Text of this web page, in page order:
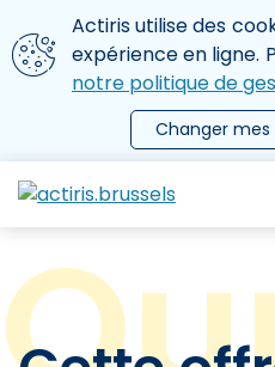
Aller au contenu principal
Nous utilisons des cookies
Actiris utilise des
expérience en ligne.
notre politique de
Changer
le menu